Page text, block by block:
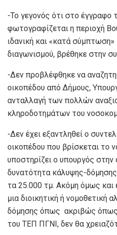
-Το γεγονός ότι στο έγγραφο
φωτογραφίζεται η περιοχή
ιδανική και «κατά
διαγωνισμού, βρέθηκε στην
-Δεν προβλέφθηκε να
οικοπέδου από Δήμους,
ανταλλαγή των πολλών
κληροδοτημάτων του
-Δεν έχει εξαντληθεί ο
οικοπέδου που βρίσκεται το
υποστηρίζει ο υπουργός στην
δυνατότητα κάλυψης-
τα 25.000 τμ. Ακόμη όμως και
μια διοικητική ή νομοθετική
δόμησης όπως ακριβώς όπως
του ΤΕΠ ΠΓΝΙ, δεν θα